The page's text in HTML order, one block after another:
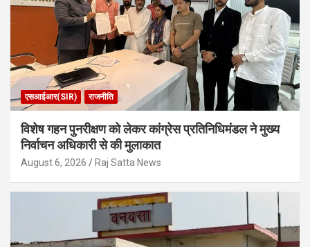
एसआईआर(SIR) राजनीति
विशेष गहन पुनरीक्षण को लेकर कांग्रेस प्रतिनिधिमंडल ने मुख्य
निर्वाचन अधिकारी से की मुलाकात
August 6, 2026 Raj Satta News